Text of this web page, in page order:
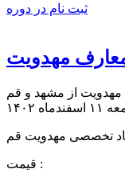
ثبت نام در دوره
مهدویت
مهدویت از مشهد و قم
تخصصی مهدویت قم
قیمت :